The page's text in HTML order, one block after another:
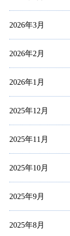
2026年3月
2026年2月
2026年1月
2025年12月
2025年11月
2025年10月
2025年9月
2025年8月